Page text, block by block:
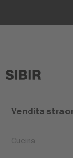
Vendita
Cucina